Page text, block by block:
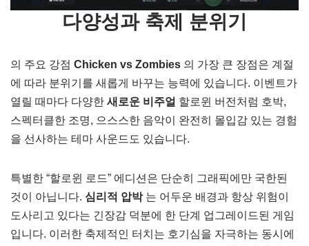
다양성과 축제 분위기
의 주요 강점 Chicken vs Zombies 의 가장 큰 장점은 계절
에 따라 분위기를 새롭게 바꾸는 능력에 있습니다. 이벤트가
열릴 때마다 다양한 새로운 비주얼 할로윈 버전처럼 호박,
스펙터클한 조명, 으스스한 음악이 완전히 몰입감 있는 경험
을 선사하는 테마 사운드도 있습니다.
특별한 “할로윈 로드” 에디션은 단순히 그래픽에만 국한된
것이 아닙니다. 심리적 압박는 어두운 배경과 항상 위험이
도사리고 있다는 긴장감 덕분에 한 단계 업그레이드된 게임
입니다. 이러한 축제적인 터치는 호기심을 자극하는 동시에